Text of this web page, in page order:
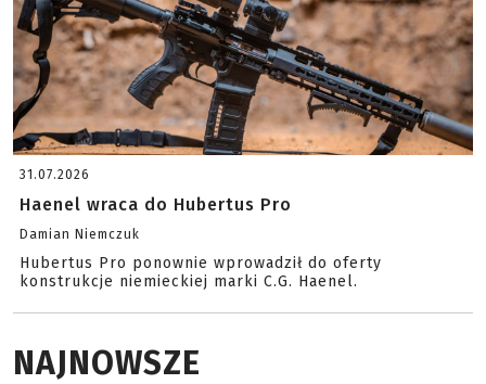
31.07.2026
Haenel wraca do Hubertus Pro
Damian Niemczuk
Hubertus Pro ponownie wprowadził do oferty
konstrukcje niemieckiej marki C.G. Haenel.
NAJNOWSZE